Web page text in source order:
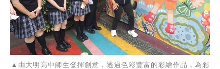
▲由大明高中師生發揮創意，透過色彩豐富的彩繪作品，為彩